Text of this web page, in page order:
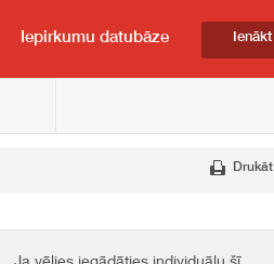
Iepirkumu datubāze Ienākt
Drukāt